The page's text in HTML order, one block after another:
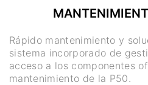
Rápido mantenimiento y
sistema incorporado de
acceso a los componentes
mantenimiento de la P50.